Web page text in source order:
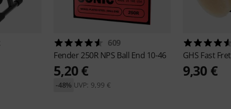
609
Fender 250R NPS Ball End 10-46
5,20 €
UVP: 9,99 €
-48%
GHS Fast Fret
9,30 €